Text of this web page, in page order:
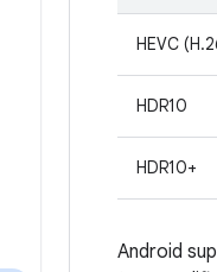
HEVC
HDR10
HDR10+
Android